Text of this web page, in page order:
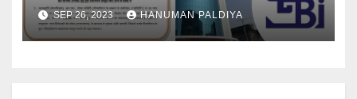
SEP 26, 2023 HANUMAN PALDIYA